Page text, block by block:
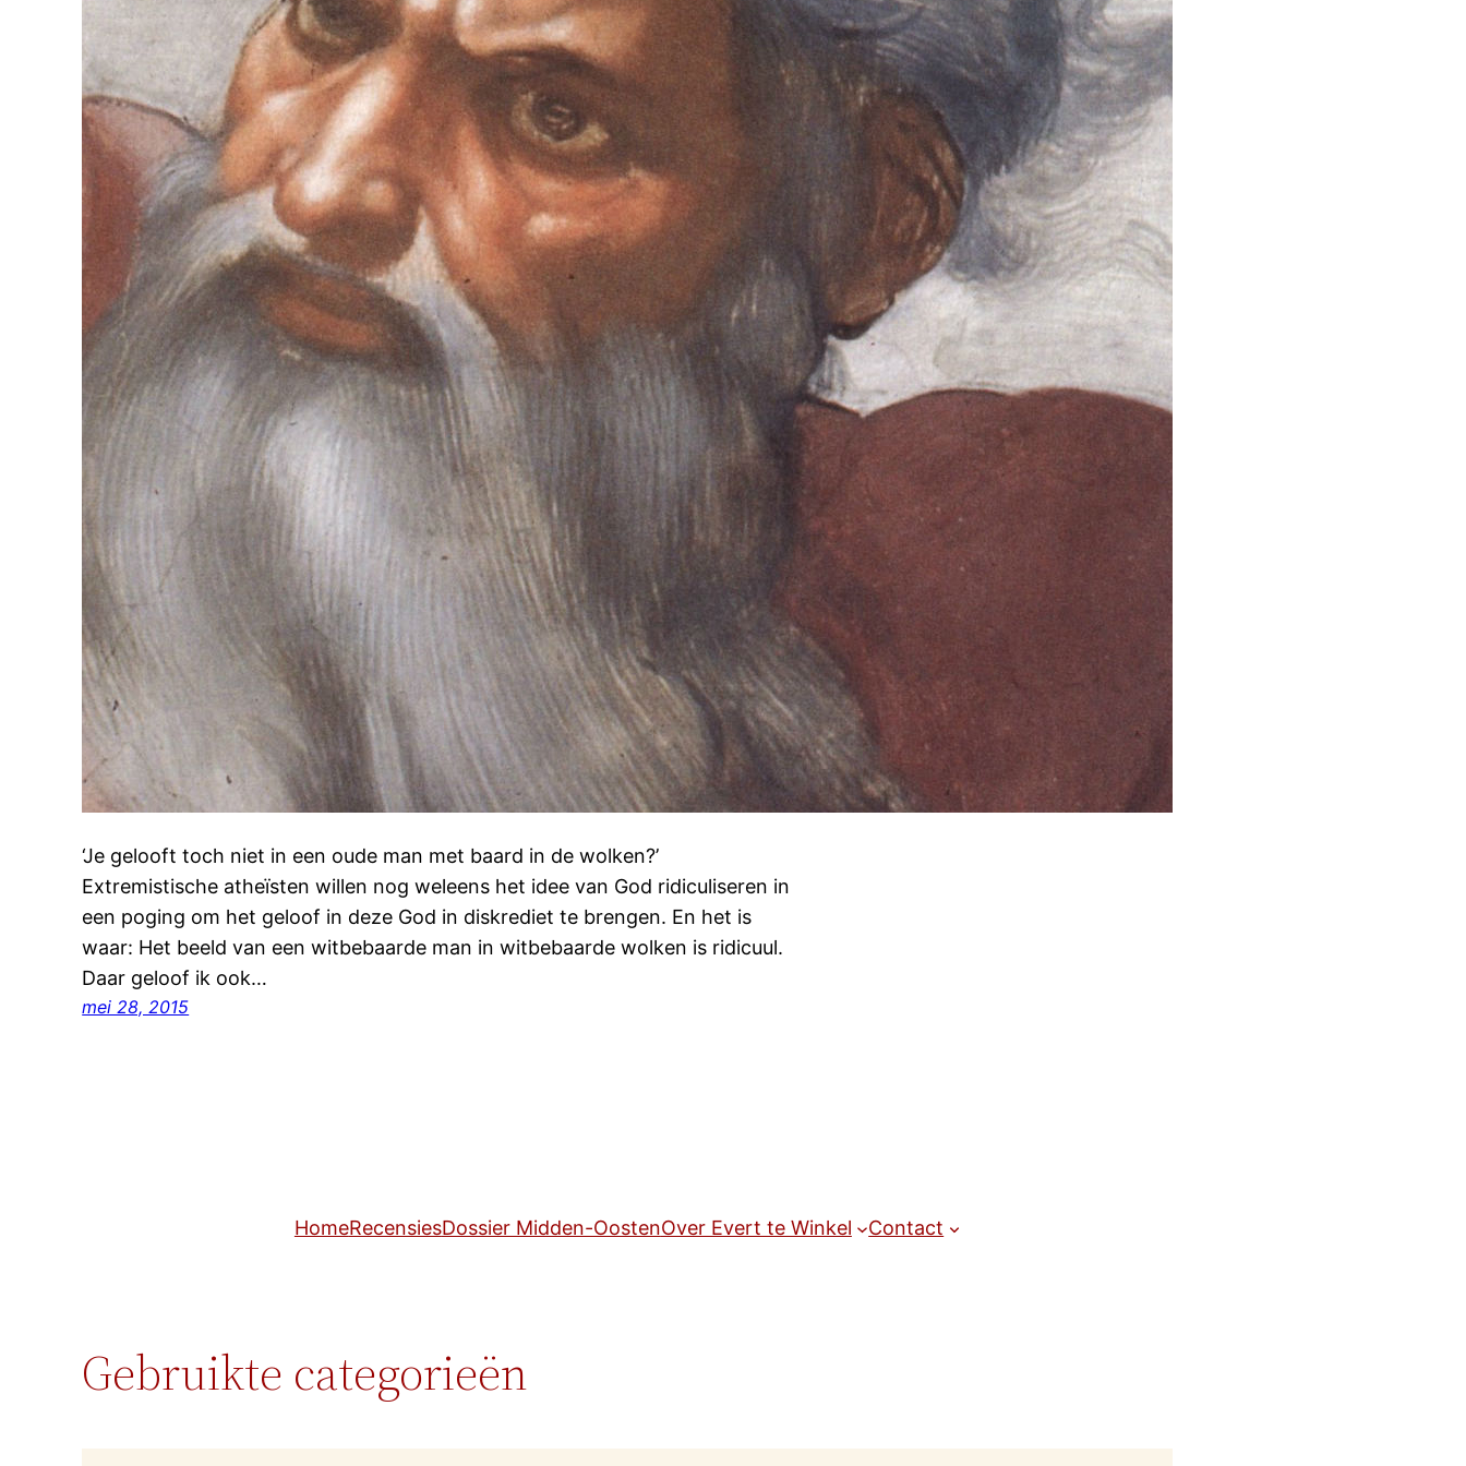
‘Je gelooft toch niet in een oude man met baard in de wolken?’
Extremistische atheïsten willen nog weleens het idee van God ridiculiseren in
een poging om het geloof in deze God in diskrediet te brengen. En het is
waar: Het beeld van een witbebaarde man in witbebaarde wolken is ridicuul.
Daar geloof ik ook…
mei 28, 2015
HomeRecensiesDossier Midden-OostenOver Evert te Winkel Contact
Gebruikte categorieën